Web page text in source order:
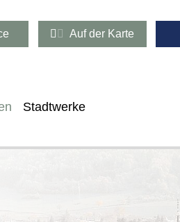
Auf der Karte
Stadtwerke